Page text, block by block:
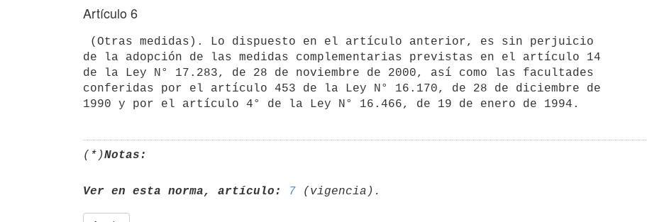
Artículo 6
de la adopción de las medidas complementarias previstas en el artículo 14
de la Ley N° 17.283, de 28 de noviembre de 2000, así como las facultades
conferidas por el artículo 453 de la Ley N° 16.170, de 28 de diciembre de
(*)Notas:
Ver en esta norma, artículo: 7